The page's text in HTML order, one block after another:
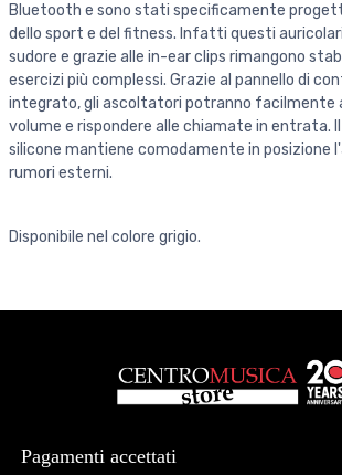
Bluetooth e sono stati specificamente
dello sport e del fitness. Infatti questi
sudore e grazie alle in-ear clips rimangono
esercizi più complessi. Grazie al pannello di
integrato, gli ascoltatori potranno facilmente
volume e rispondere alle chiamate in entrata.
silicone mantiene comodamente in posizione
rumori esterni.
Disponibile nel colore grigio.
Pagamenti accettati